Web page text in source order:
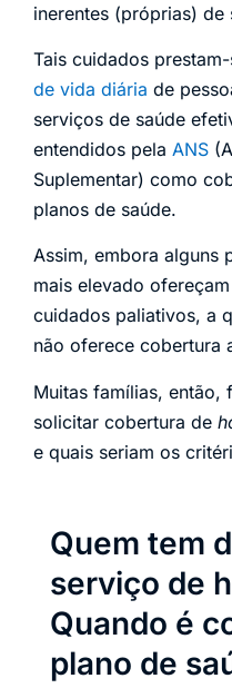
inerentes (próprias)
Tais cuidados
de vida diária de
serviços de saúde
entendidos pela ANS
Suplementar) como
planos de saúde.
Assim, embora alguns
mais elevado
cuidados paliativos, a
não oferece cobertura
Muitas famílias, então,
solicitar cobertura de
e quais seriam os
Quem tem
serviço de
Quando é
plano de